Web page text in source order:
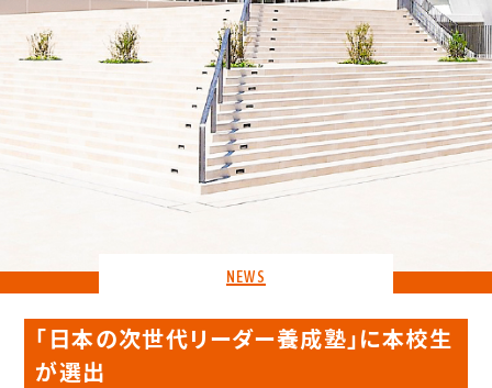
NEWS
「日本の次世代リーダー養成塾」に本校生
が選出